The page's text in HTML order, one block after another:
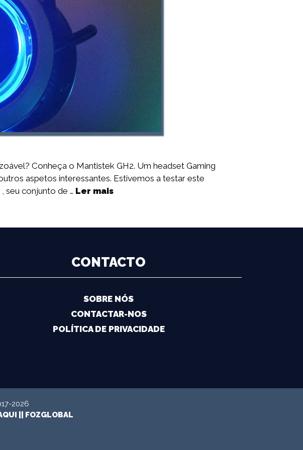
Conheça o Mantistek GH2. Um headset Gaming
aspetos interessantes. Estivemos a testar este
seu conjunto de … Ler mais
CONTACTO
SOBRE NÓS
CONTACTAR-NOS
POLÍTICA DE PRIVACIDADE
2026
|| FOZGLOBAL